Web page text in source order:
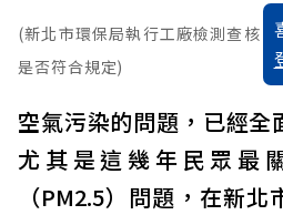
(新北市環保局執行工廠檢測查核
是否符合規定)
空氣污染的問題，已經全
尤其是這幾年民眾最
（PM2.5）問題，在新